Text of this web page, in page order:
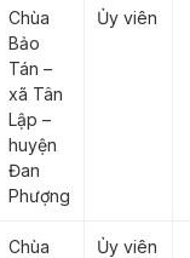
Chùa
Bảo
Tán –
xã Tân
Lập –
huyện
Đan
Phượng
Ủy viên
Chùa
Ủy viên